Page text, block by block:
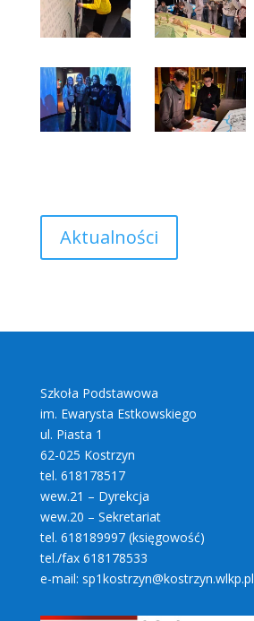
Aktualności
Szkoła Podstawowa
im. Ewarysta Estkowskiego
ul. Piasta 1
62-025 Kostrzyn
tel. 618178517
wew.21 – Dyrekcja
wew.20 – Sekretariat
tel. 618189997 (księgowość)
tel./fax 618178533
e-mail: sp1kostrzyn@kostrzyn.wlkp.pl